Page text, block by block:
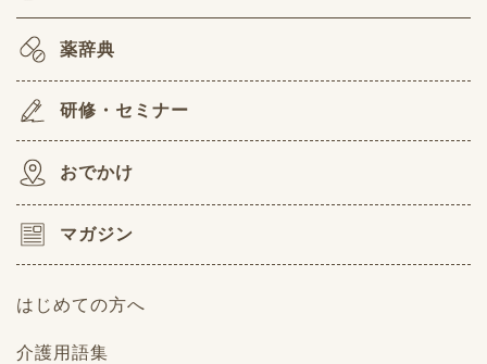
薬辞典
研修・セミナー
おでかけ
マガジン
はじめての方へ
介護用語集